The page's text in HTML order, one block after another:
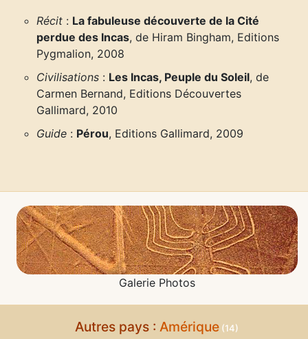
Récit : La fabuleuse découverte de la Cité
perdue des Incas, de Hiram Bingham, Editions
Pygmalion, 2008
Civilisations : Les Incas, Peuple du Soleil, de
Carmen Bernand, Editions Découvertes
Gallimard, 2010
Guide : Pérou, Editions Gallimard, 2009
Galerie Photos
Autres pays :Amérique (14)